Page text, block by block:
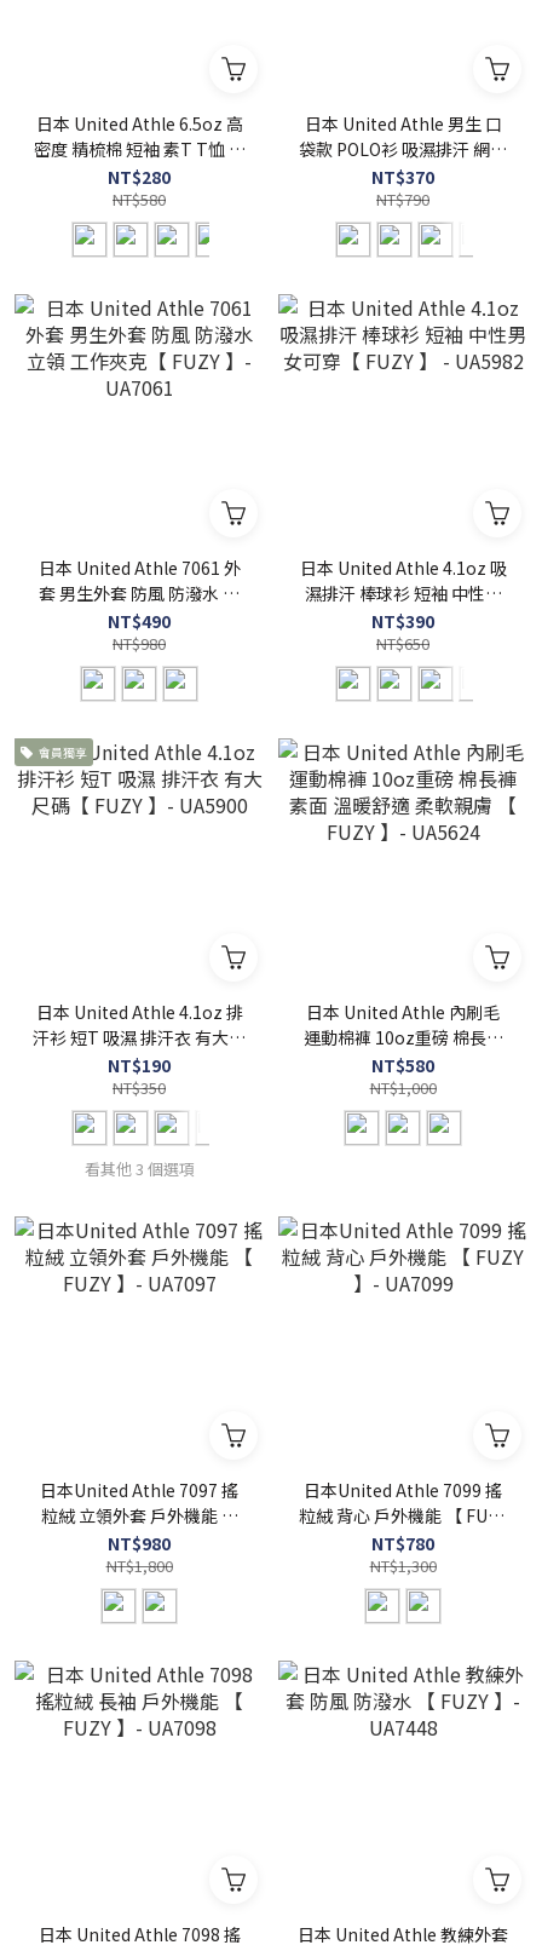
日本 United Athle 6.5oz 高
密度 精梳棉 短袖 素T T恤 男
女適穿 - UA1100
NT$280
NT$580
日本 United Athle 男生 口
袋款 POLO衫 吸濕排汗 網眼
絲綢觸感 4.7oz - UA2021
NT$370
NT$790
日本 United Athle 7061 外
套 男生外套 防風 防潑水 立
領 工作夾克【 FUZY 】-
UA7061
NT$490
NT$980
日本 United Athle 4.1oz 吸
濕排汗 棒球衫 短袖 中性男
女可穿【 FUZY 】 - UA5982
NT$390
NT$650
會員獨享
日本 United Athle 4.1oz 排
汗衫 短T 吸濕 排汗衣 有大尺
碼【 FUZY 】- UA5900
NT$190
NT$350
看其他 3 個選項
日本 United Athle 內刷毛
運動棉褲 10oz重磅 棉長褲
素面 溫暖舒適 柔軟親膚 【
FUZY 】- UA5624
NT$580
NT$1,000
日本United Athle 7097 搖
粒絨 立領外套 戶外機能 【
FUZY 】- UA7097
NT$980
NT$1,800
日本United Athle 7099 搖
粒絨 背心 戶外機能 【 FUZY
】- UA7099
NT$780
NT$1,300
日本 United Athle 7098 搖 日本 United Athle 教練外套